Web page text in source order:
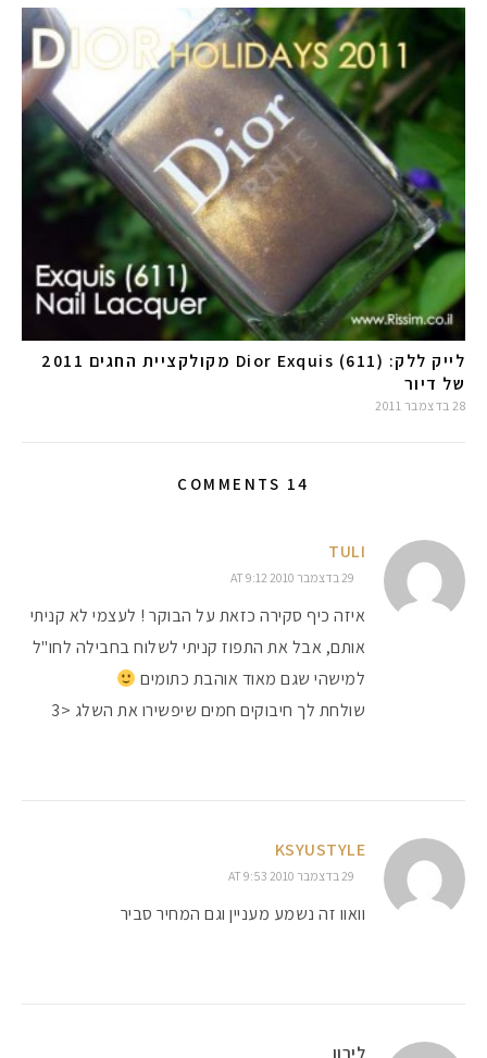
לייק ללק: (Dior Exquis (611 מקולקציית החגים 2011
של דיור
28 בדצמבר 2011
14 COMMENTS
TULI
29 בדצמבר 2010 AT 9:12
איזה כיף סקירה כזאת על הבוקר ! לעצמי לא קניתי
אותם, אבל את התפוז קניתי לשלוח בחבילה לחו"ל
למישהי שגם מאוד אוהבת כתומים
שולחת לך חיבוקים חמים שיפשירו את השלג <3
KSYUSTYLE
29 בדצמבר 2010 AT 9:53
וואוו זה נשמע מעניין וגם המחיר סביר
לירון